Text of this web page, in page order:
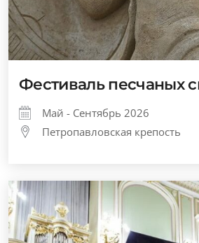
Фестиваль песчаных
Май - Сентябрь 2026
Петропавловская крепость